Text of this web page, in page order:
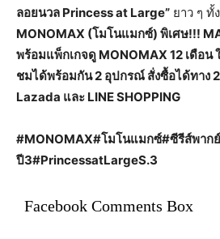
ลอยนวล Princess at Large” ยาว ๆ ทั้
MONOMAX (โมโนแมกซ์) พิเศษ!!!
พร้อมแพ็กเกจดู MONOMAX 12 เดือน
ชมได้พร้อมกัน 2 อุปกรณ์ สั่งซื้อได้ทาง
Lazada และ LINE SHOPPING
#MONOMAX#โมโนแมกซ์#ซีรีส์พาก
ปี3#PrincessatLargeS.3
Facebook Comments Box